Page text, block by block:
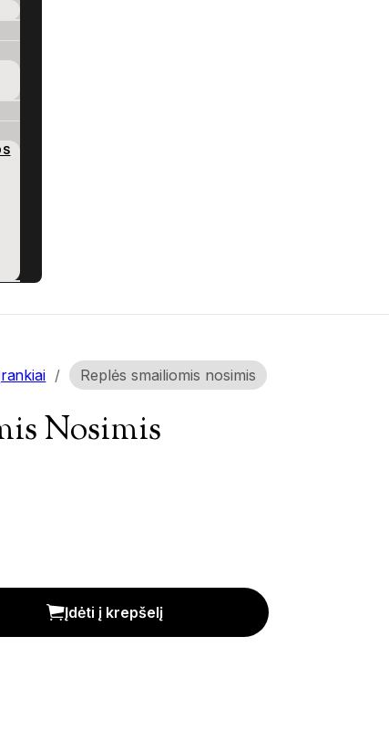
/ Replės smailiomis nosimis
Nosimis
Įdėti į krepšelį